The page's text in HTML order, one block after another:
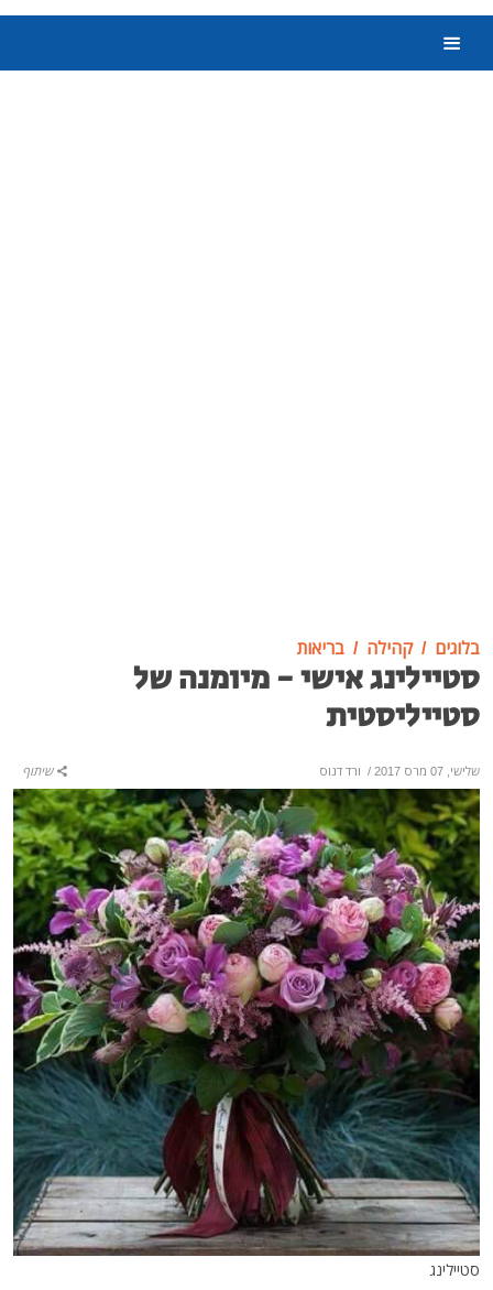
בלוגים קהילה בריאות
סטיילינג אישי - מיומנה של
סטייליסטית
שלישי, 07 מרס 2017 / ורד דנוס שיתוף
סטיילינג